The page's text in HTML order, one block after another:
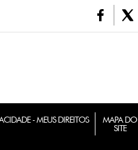
- MEUS DIREITOS
MAPA DO
SITE